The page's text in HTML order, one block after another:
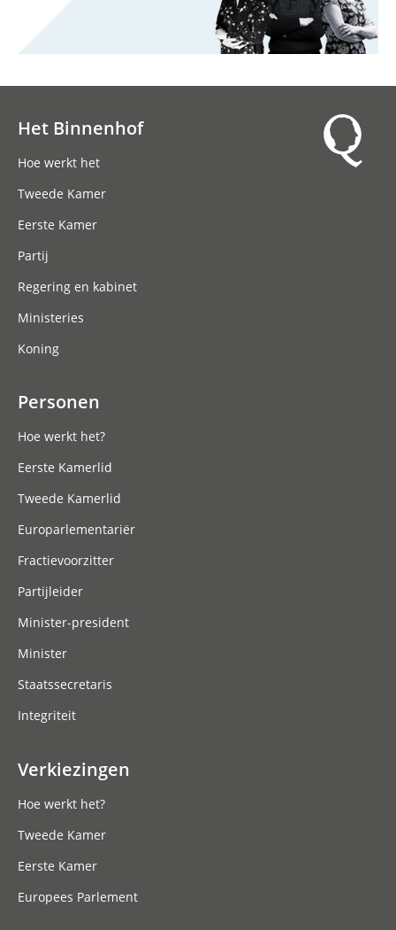
Het Binnenhof
Hoe werkt het
Tweede Kamer
Eerste Kamer
Partij
Regering en kabinet
Ministeries
Koning
Personen
Hoe werkt het?
Eerste Kamerlid
Tweede Kamerlid
Europarlementariër
Fractievoorzitter
Partijleider
Minister-president
Minister
Staatssecretaris
Integriteit
Verkiezingen
Hoe werkt het?
Tweede Kamer
Eerste Kamer
Europees Parlement